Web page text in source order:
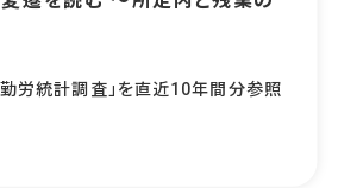
労統計調査」を直近10年間分参照